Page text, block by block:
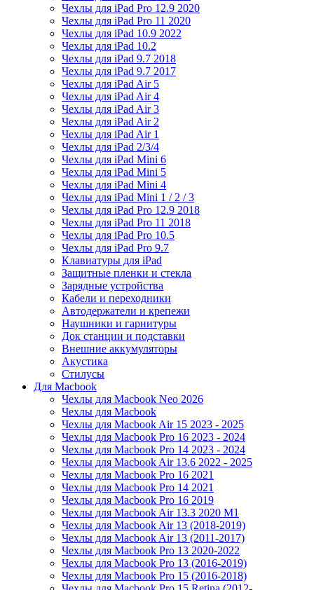
Чехлы для iPad Pro 12.9 2020
Чехлы для iPad Pro 11 2020
Чехлы для iPad 10.9 2022
Чехлы для iPad 10.2
Чехлы для iPad 9.7 2018
Чехлы для iPad 9.7 2017
Чехлы для iPad Air 5
Чехлы для iPad Air 4
Чехлы для iPad Air 3
Чехлы для iPad Air 2
Чехлы для iPad Air 1
Чехлы для iPad 2/3/4
Чехлы для iPad Mini 6
Чехлы для iPad Mini 5
Чехлы для iPad Mini 4
Чехлы для iPad Mini 1 / 2 / 3
Чехлы для iPad Pro 12.9 2018
Чехлы для iPad Pro 11 2018
Чехлы для iPad Pro 10.5
Чехлы для iPad Pro 9.7
Клавиатуры для iPad
Защитные пленки и стекла
Зарядные устройства
Кабели и переходники
Автодержатели и крепежи
Наушники и гарнитуры
Док станции и подставки
Внешние аккумуляторы
Акустика
Стилусы
Для Macbook
Чехлы для Macbook Neo 2026
Чехлы для Macbook
Чехлы для Macbook Air 15 2023 - 2025
Чехлы для Macbook Pro 16 2023 - 2024
Чехлы для Macbook Pro 14 2023 - 2024
Чехлы для Macbook Air 13.6 2022 - 2025
Чехлы для Macbook Pro 16 2021
Чехлы для Macbook Pro 14 2021
Чехлы для Macbook Pro 16 2019
Чехлы для Macbook Air 13.3 2020 M1
Чехлы для Macbook Air 13 (2018-2019)
Чехлы для Macbook Air 13 (2011-2017)
Чехлы для Macbook Pro 13 2020-2022
Чехлы для Macbook Pro 13 (2016-2019)
Чехлы для Macbook Pro 15 (2016-2018)